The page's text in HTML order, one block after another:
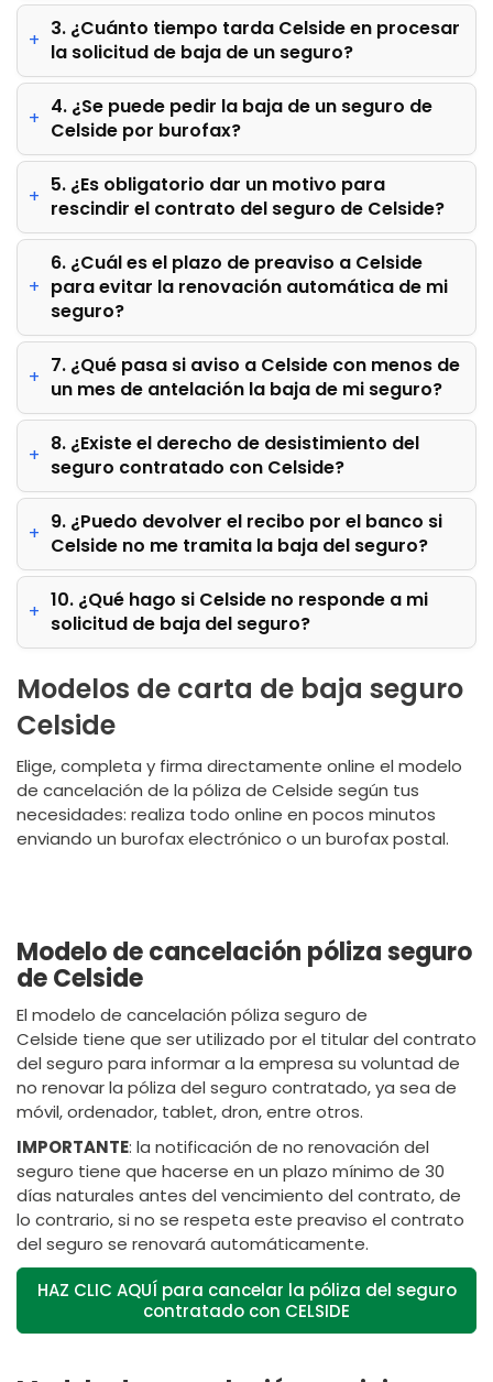
3. ¿Cuánto tiempo tarda Celside en procesar
la solicitud de baja de un seguro?
4. ¿Se puede pedir la baja de un seguro de
Celside por burofax?
5. ¿Es obligatorio dar un motivo para
rescindir el contrato del seguro de Celside?
6. ¿Cuál es el plazo de preaviso a Celside
para evitar la renovación automática de mi
seguro?
7. ¿Qué pasa si aviso a Celside con menos de
un mes de antelación la baja de mi seguro?
8. ¿Existe el derecho de desistimiento del
seguro contratado con Celside?
9. ¿Puedo devolver el recibo por el banco si
Celside no me tramita la baja del seguro?
10. ¿Qué hago si Celside no responde a mi
solicitud de baja del seguro?
Modelos de carta de baja seguro
Celside
Elige, completa y firma directamente online el modelo
de cancelación de la póliza de Celside según tus
necesidades: realiza todo online en pocos minutos
enviando un burofax electrónico o un burofax postal.
Modelo de cancelación póliza seguro
de Celside
El modelo de cancelación póliza seguro de
Celside tiene que ser utilizado por el titular del contrato
del seguro para informar a la empresa su voluntad de
no renovar la póliza del seguro contratado, ya sea de
móvil, ordenador, tablet, dron, entre otros.
IMPORTANTE: la notificación de no renovación del
seguro tiene que hacerse en un plazo mínimo de 30
días naturales antes del vencimiento del contrato, de
lo contrario, si no se respeta este preaviso el contrato
del seguro se renovará automáticamente.
HAZ CLIC AQUÍ para cancelar la póliza del seguro
contratado con CELSIDE